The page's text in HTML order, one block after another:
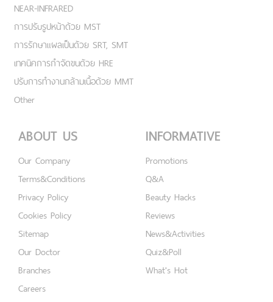
NEAR-INFRARED
การปรับรูปหน้าด้วย MST
การรักษาแผลเป็นด้วย SRT, SMT
เทคนิคการกำจัดขนด้วย HRE
ปรับการทำงานกล้ามเนื้อด้วย MMT
Other
ABOUT US
Our Company
Terms&Conditions
Privacy Policy
Cookies Policy
Sitemap
Our Doctor
Branches
Careers
INFORMATIVE
Promotions
Q&A
Beauty Hacks
Reviews
News&Activities
Quiz&Poll
What's Hot